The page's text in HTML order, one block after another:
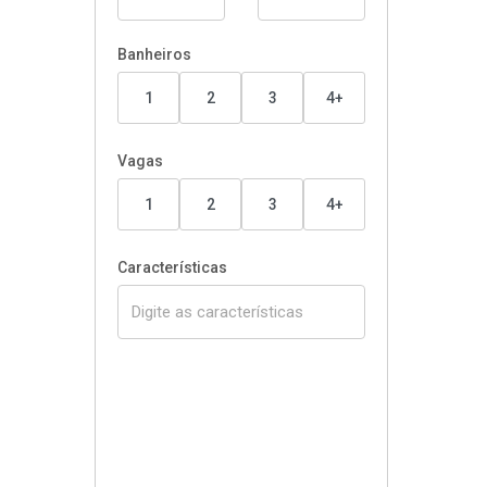
Banheiros
1 2 3 4+
Vagas
1 2 3 4+
Características